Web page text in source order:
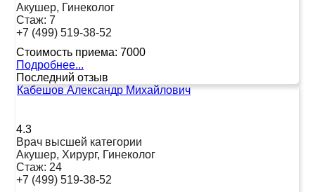
Акушер, Гинеколог
Стаж: 7
+7 (499) 519-38-52
Стоимость приема: 7000
Подробнее...
Последний отзыв
Кабешов Александр Михайлович
4.3
Врач высшей категории
Акушер, Хирург, Гинеколог
Стаж: 24
+7 (499) 519-38-52